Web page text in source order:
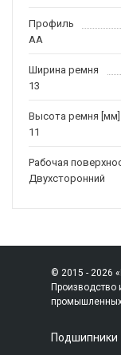
Профиль
AA
Ширина ремня
13
Высота ремня [мм]
11
Рабочая
Двухсторонний
© 2015 - 2026
Производство
Подшипники